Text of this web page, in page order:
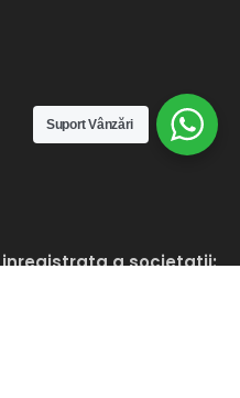
a societatii:
Suport Vânzări